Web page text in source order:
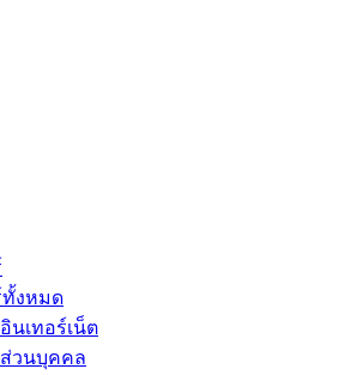
งหมด
นเทอร์เน็ต
วนบุคคล